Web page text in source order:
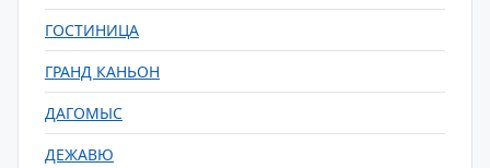
ГОСТИНИЦА
ГРАНД КАНЬОН
ДАГОМЫС
ДЕЖАВЮ